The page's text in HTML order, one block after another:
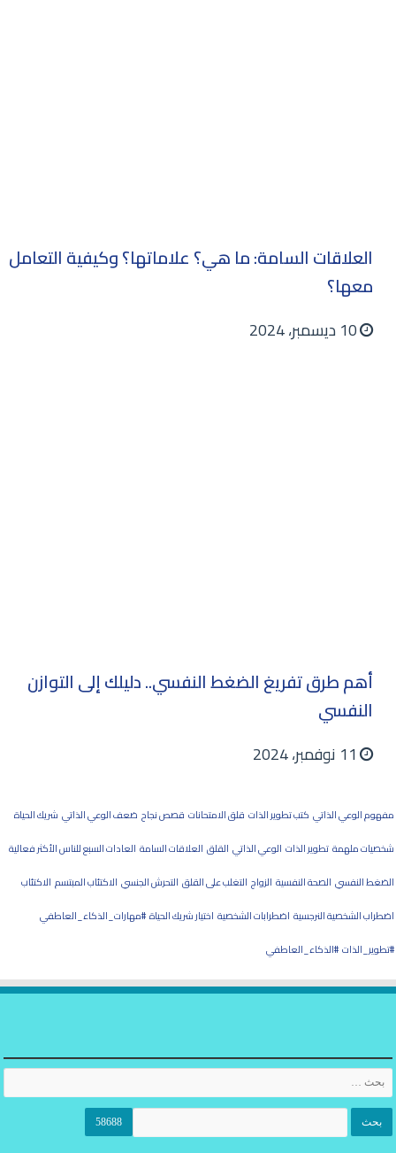
العلاقات السامة: ما هي؟ علاماتها؟ وكيفية التعامل
معها؟
10 ديسمبر، 2024
أهم طرق تفريغ الضغط النفسي.. دليلك إلى التوازن
النفسي
11 نوفمبر، 2024
مفهوم الوعي الذاتي كتب تطوير الذات قلق الامتحانات قصص نجاح ضعف الوعي الذاتي شريك الحياة
شخصيات ملهمة تطوير الذات الوعي الذاتي القلق العلاقات السامة العادات السبع للناس الأكثر فعالية
الضغط النفسي الصحة النفسية الزواج التغلب على القلق التحرش الجنسي الاكتئاب المبتسم الاكتئاب
اضطراب الشخصية النرجسية اضطرابات الشخصية اختيار شريك الحياة #مهارات_الذكاء_العاطفي
#تطوير_الذات #الذكاء_العاطفي